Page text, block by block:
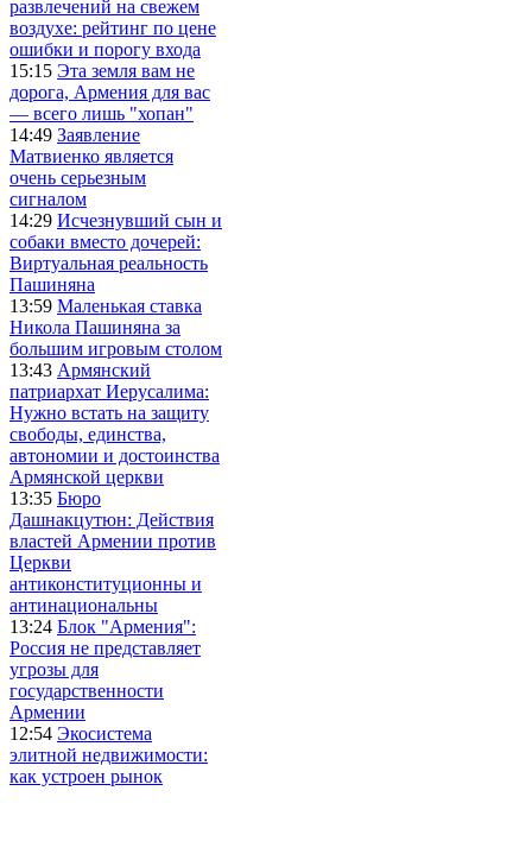
развлечений на свежем
воздухе: рейтинг по цене
ошибки и порогу входа
15:15 Эта земля вам не
дорога, Армения для вас
— всего лишь "хопан"
14:49 Заявление
Матвиенко является
очень серьезным
сигналом
14:29 Исчезнувший сын и
собаки вместо дочерей:
Виртуальная реальность
Пашиняна
13:59 Маленькая ставка
Никола Пашиняна за
большим игровым столом
13:43 Армянский
патриархат Иерусалима:
Нужно встать на защиту
свободы, единства,
автономии и достоинства
Армянской церкви
13:35 Бюро
Дашнакцутюн: Действия
властей Армении против
Церкви
антиконституционны и
антинациональны
13:24 Блок "Армения":
Россия не представляет
угрозы для
государственности
Армении
12:54 Экосистема
элитной недвижимости:
как устроен рынок